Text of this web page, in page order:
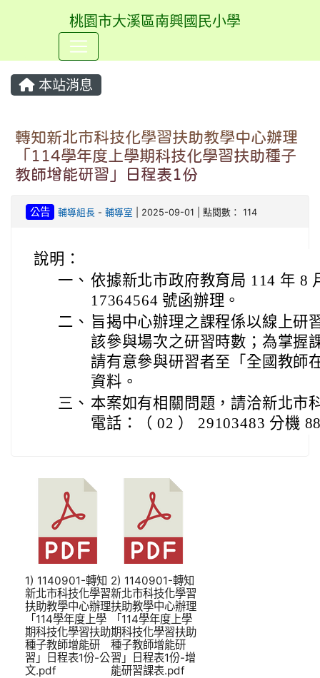
桃園市大溪區南興國民小學
本站消息
轉知新北市科技化學習扶助教學中心辦理
「114學年度上學期科技化學習扶助種子
教師增能研習」日程表1份
公告 輔導組長- 輔導室 | 2025-09-01 | 點閱數： 114
說明：
一、 依據新北市政府教育局 114 年 8
17364564 號函辦理。
二、 旨揭中心辦理之課程係以線上研
該參與場次之研習時數；為掌握
請有意參與研習者至「全國教師
資料。
三、 本案如有相關問題，請洽新北市
電話：（ 02 ） 29103483 分機
1) 1140901-轉知
新北市科技化學習
扶助教學中心辦理
「114學年度上學
期科技化學習扶助
種子教師增能研
習」日程表1份-公
文.pdf
2) 1140901-轉知
新北市科技化學習
扶助教學中心辦理
「114學年度上學
期科技化學習扶助
種子教師增能研
習」日程表1份-增
能研習課表.pdf